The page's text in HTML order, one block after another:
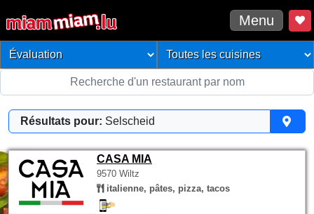
Menu
Résultats pour: Selscheid
CASA MIA
9570 Wiltz
italienne, pâtes, pizza, tacos